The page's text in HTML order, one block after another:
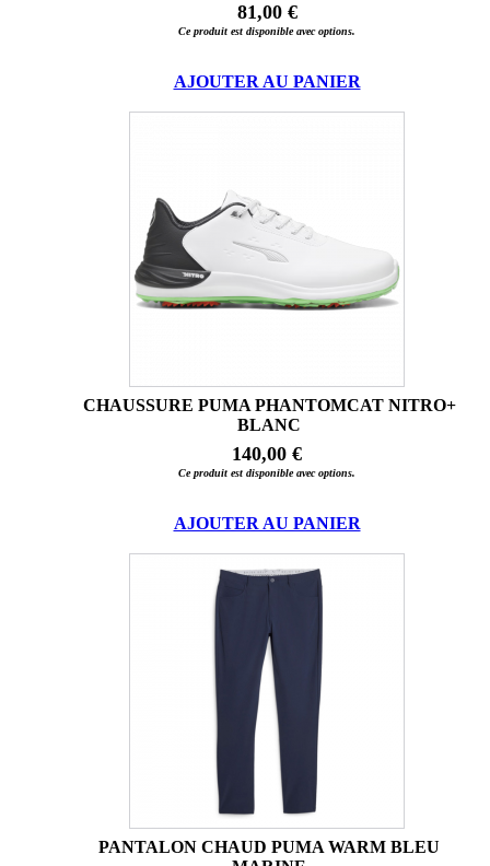
81,00 €
Ce produit est disponible avec options.
AJOUTER AU PANIER
CHAUSSURE PUMA PHANTOMCAT NITRO+
BLANC
140,00 €
Ce produit est disponible avec options.
AJOUTER AU PANIER
PANTALON CHAUD PUMA WARM BLEU